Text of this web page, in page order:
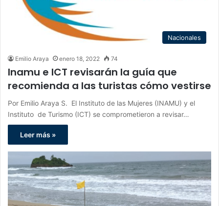
Nacionales
Emilio Araya enero 18, 2022 74
Inamu e ICT revisarán la guía que
recomienda a las turistas cómo vestirse
Por Emilio Araya S. El Instituto de las Mujeres (INAMU) y el
Instituto de Turismo (ICT) se comprometieron a revisar…
Leer más »